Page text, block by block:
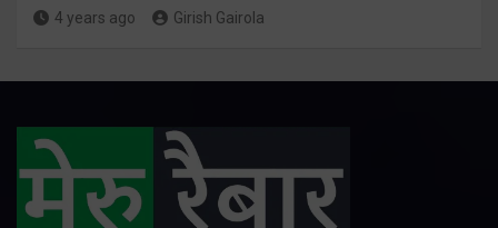
4 years ago Girish Gairola